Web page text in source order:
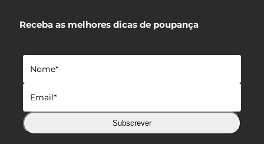
Receba as melhores dicas de poupança
Subscrever